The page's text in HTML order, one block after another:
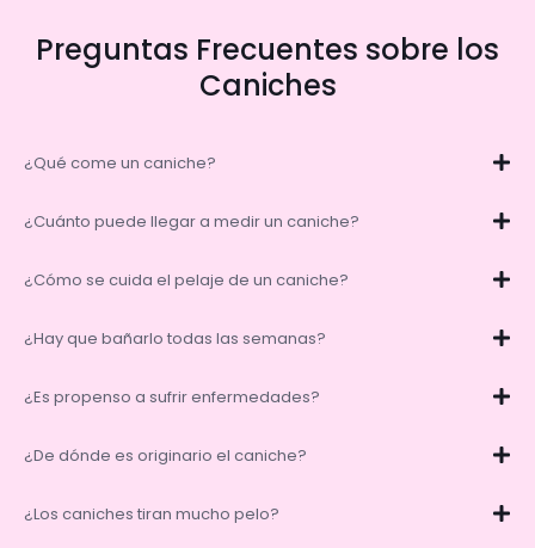
Preguntas Frecuentes sobre los
Caniches
¿Qué come un caniche?
¿Cuánto puede llegar a medir un caniche?
¿Cómo se cuida el pelaje de un caniche?
¿Hay que bañarlo todas las semanas?
¿Es propenso a sufrir enfermedades?
¿De dónde es originario el caniche?
¿Los caniches tiran mucho pelo?